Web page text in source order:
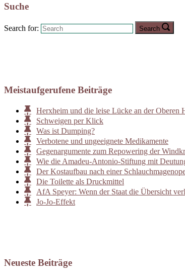
Suche
Search for: Search
Meistaufgerufene Beiträge
Herxheim und die leise Lücke an der Oberen
Schweigen per Klick
Was ist Dumping?
Verbotene und ungeeignete Medikamente
Gegenargumente zum Repowering der
Wie die Amadeu-Antonio-Stiftung mit
Der Kostaufbau nach einer
Die Toilette als Druckmittel
AfA Speyer: Wenn der Staat die Übersicht
Jo-Jo-Effekt
Neueste Beiträge